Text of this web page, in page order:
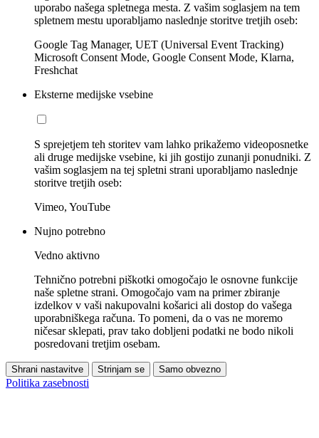
uporabo našega spletnega mesta. Z vašim soglasjem na tem
spletnem mestu uporabljamo naslednje storitve tretjih oseb:
Google Tag Manager, UET (Universal Event Tracking)
Microsoft Consent Mode, Google Consent Mode, Klarna,
Freshchat
Eksterne medijske vsebine
S sprejetjem teh storitev vam lahko prikažemo videoposnetke
ali druge medijske vsebine, ki jih gostijo zunanji ponudniki. Z
vašim soglasjem na tej spletni strani uporabljamo naslednje
storitve tretjih oseb:
Vimeo, YouTube
Nujno potrebno
Vedno aktivno
Tehnično potrebni piškotki omogočajo le osnovne funkcije
naše spletne strani. Omogočajo vam na primer zbiranje
izdelkov v vaši nakupovalni košarici ali dostop do vašega
uporabniškega računa. To pomeni, da o vas ne moremo
ničesar sklepati, prav tako dobljeni podatki ne bodo nikoli
posredovani tretjim osebam.
Shrani nastavitve Strinjam se Samo obvezno
Politika zasebnosti